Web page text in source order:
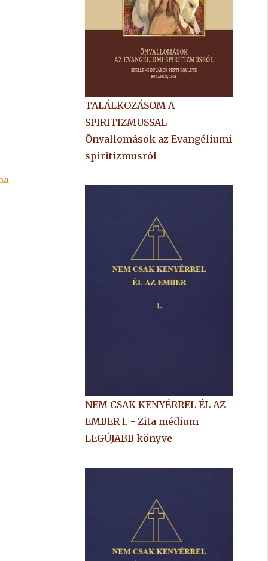
TALÁLKOZÁSOM A
SPIRITIZMUSSAL
Önvallomások az Evangéliumi
spiritizmusról
NEM CSAK KENYÉRREL ÉL AZ
EMBER I. - Zita médium
LEGÚJABB könyve